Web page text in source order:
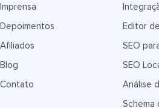
Imprensa
Depoimentos
Afiliados
Blog
Contato
Editor
SEO
SEO
Análise
Schema